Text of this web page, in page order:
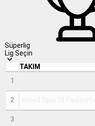
Süperlig
Lig Seçin
TAKIM
1
2
3